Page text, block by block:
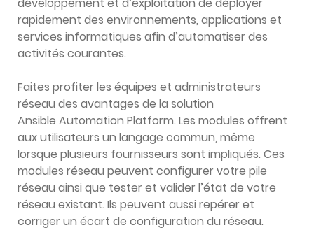
rapidement des environnements, applications et
services informatiques afin d’automatiser des
activités courantes.
Faites profiter les équipes et administrateurs
réseau des avantages de la solution
Ansible Automation Platform. Les modules offrent
aux utilisateurs un langage commun, même
lorsque plusieurs fournisseurs sont impliqués. Ces
modules réseau peuvent configurer votre pile
réseau ainsi que tester et valider l’état de votre
réseau existant. Ils peuvent aussi repérer et
corriger un écart de configuration du réseau.